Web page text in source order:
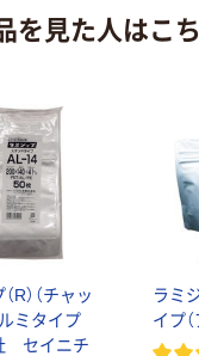
を見た人はこ
R）（チャッ
ミタイプ
セイニチ
ラミ
イプ（